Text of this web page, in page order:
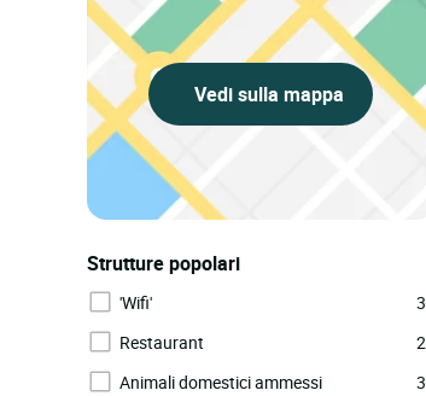
Vedi sulla mappa
Strutture popolari
'Wifi'
Restaurant
Animali domestici ammessi